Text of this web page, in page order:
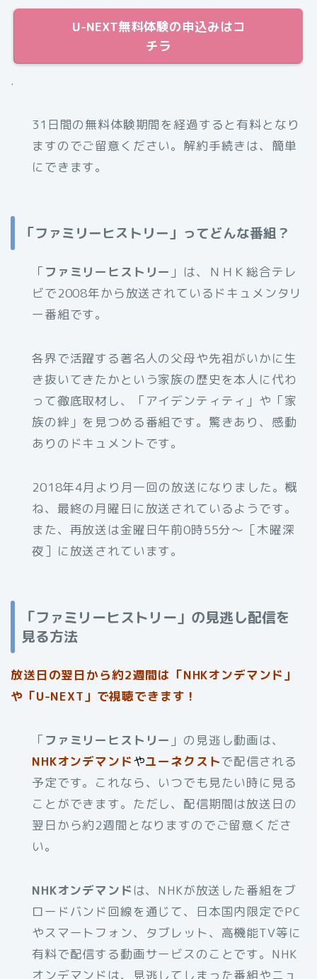
U-NEXT無料体験の申込みはコ
チラ
.
31日間の無料体験期間を経過すると有料となり
ますのでご留意ください。解約手続きは、簡単
にできます。
「ファミリーヒストリー」ってどんな番組？
「ファミリーヒストリー 」は、ＮＨＫ総合テレ
ビで2008年から放送されているドキュメンタリ
ー番組です。
各界で活躍する著名人の父母や先祖がいかに生
き抜いてきたかという家族の歴史を本人に代わ
って徹底取材し、「アイデンティティ」や「家
族の絆」を見つめる番組です。驚きあり、感動
ありのドキュメントです。
2018年4月より月一回の放送になりました。概
ね、最終の月曜日に放送されているようです。
また、再放送は金曜日午前0時55分〜［木曜深
夜］に放送されています。
「ファミリーヒストリー」の見逃し配信を
見る方法
放送日の翌日から約2週間は「NHKオンデマンド」
や「U-NEXT」で視聴できます！
「ファミリーヒストリー 」の見逃し動画は、
NHKオンデマンドやユーネクストで配信される
予定です。これなら、いつでも見たい時に見る
ことができます。ただし、配信期間は放送日の
翌日から約2週間となりますのでご留意くださ
い。
NHKオンデマンド は、NHKが放送した番組をブ
ロードバンド回線を通じて、日本国内限定でPC
やスマートフォン、タブレット、高機能TV等に
有料で配信する動画サービスのことです。NHK
オンデマンドは、見逃してしまった番組やニュ